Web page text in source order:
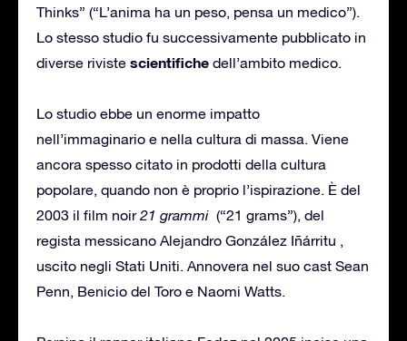
Thinks” (“L’anima ha un peso, pensa un medico”).
Lo stesso studio fu successivamente pubblicato in
diverse riviste scientifiche dell’ambito medico.
Lo studio ebbe un enorme impatto
nell’immaginario e nella cultura di massa. Viene
ancora spesso citato in prodotti della cultura
popolare, quando non è proprio l’ispirazione. È del
2003 il film noir21 grammi (“21 grams”), del
regista messicano Alejandro González Iñárritu ,
uscito negli Stati Uniti. Annovera nel suo cast Sean
Penn, Benicio del Toro e Naomi Watts.